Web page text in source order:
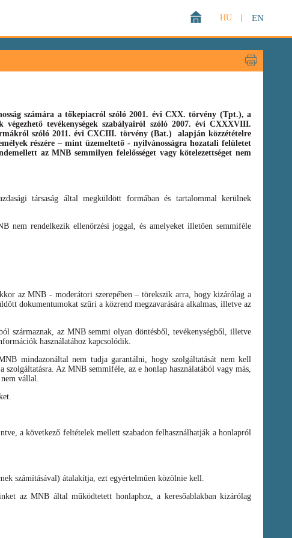
EN
HU
számára a tőkepiacról szóló 2001. évi CXX. törvény (Tpt.), a
tevékenységek szabályairól szóló 2007. évi CXXXVIII.
szóló2011. évi CXCIII. törvény (Bat.)
alapján közzétételre
részére – mint üzemeltető - nyilvánosságra hozatali felületet
az MNB semmilyen felelősséget vagy kötelezettséget nem
társaság által megküldött formában és tartalommal kerülnek
nem rendelkezik ellenőrzési joggal, és amelyeket illetően semmiféle
az MNB - moderátori szerepében – törekszik arra, hogy kizárólag a
dokumentumokat szűri a közrend megzavarására alkalmas, illetve az
származnak, az MNB semmi olyan döntésből, tevékenységből, illetve
használatához kapcsolódik.
mindazonáltal nem tudja garantálni, hogy szolgáltatását nem kell
Az MNB semmiféle, az e honlap használatából vagy más,
vállal.
a következő feltételek mellett szabadon felhasználhatják a honlapról
számításával) átalakítja, ezt egyértelműen közölnie kell.
az MNB által működtetett honlaphoz, a keresőablakban kizárólag